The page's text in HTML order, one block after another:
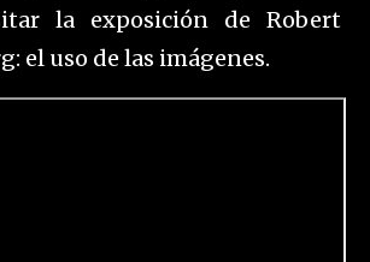
la exposición de Robert
el uso de las imágenes.